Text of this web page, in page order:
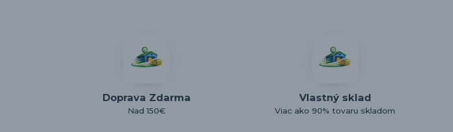
Doprava Zdarma
Nad 150€
Vlastný sklad
Viac ako 90% tovaru skladom